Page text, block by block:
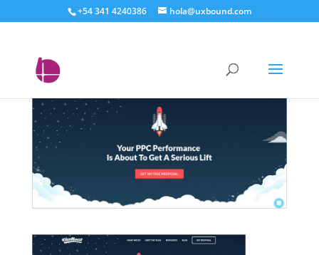
+54 341 4240386 hola@uxbound.com
objetivos de klientboost